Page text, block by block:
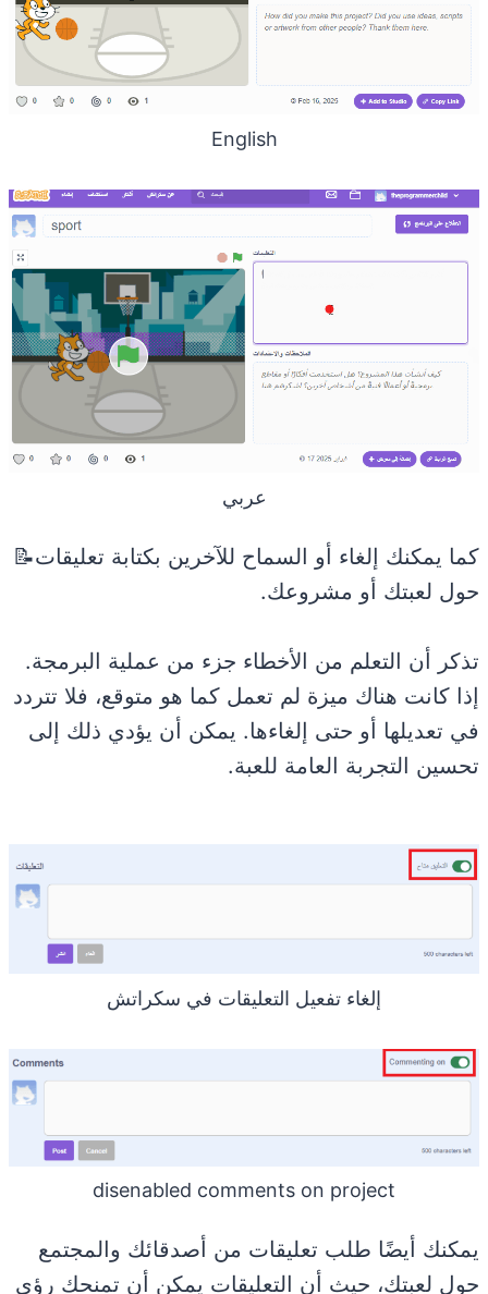
English
عربي
كما يمكنك إلغاء أو السماح للآخرين بكتابة تعليقات📝
حول لعبتك أو مشروعك.
تذكر أن التعلم من الأخطاء جزء من عملية البرمجة.
إذا كانت هناك ميزة لم تعمل كما هو متوقع، فلا تتردد
في تعديلها أو حتى إلغاءها. يمكن أن يؤدي ذلك إلى
تحسين التجربة العامة للعبة.
إلغاء تفعيل التعليقات في سكراتش
disenabled comments on project
يمكنك أيضًا طلب تعليقات من أصدقائك والمجتمع
حول لعبتك، حيث أن التعليقات يمكن أن تمنحك رؤى